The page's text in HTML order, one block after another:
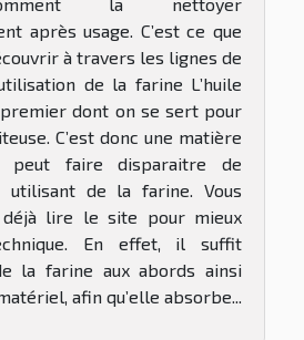
la nettoyer
après usage. C’est ce que
à travers les lignes de
de la farine L’huile
dont on se sert pour
C’est donc une matière
peut faire disparaitre de
utilisant de la farine. Vous
déjà lire le site pour mieux
En effet, il suffit
la farine aux abords ainsi
afin qu’elle absorbe...